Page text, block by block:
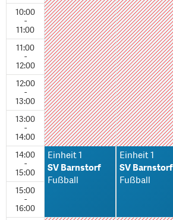
10:00
-
11:00
11:00
-
12:00
12:00
-
13:00
13:00
-
14:00
14:00
-
15:00
15:00
-
16:00
Einheit 1
SV Barnstorf
Fußball
Einheit 1
SV Barnstorf
Fußball